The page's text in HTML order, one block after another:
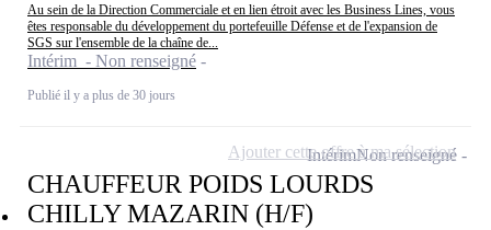
Au sein de la Direction Commerciale et en lien étroit avec les Business Lines, vous
êtes responsable du développement du portefeuille Défense et de l'expansion de
SGS sur l'ensemble de la chaîne de...
Intérim - Non renseigné
Publié il y a plus de 30 jours
CHAUFFEUR POIDS LOURDS
CHILLY MAZARIN (H/F)
IntérimNon renseigné
Ajouter cette offre à ma sélection